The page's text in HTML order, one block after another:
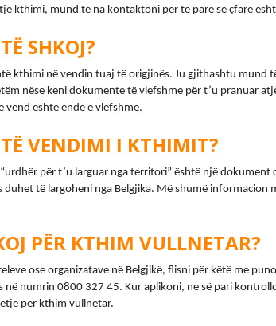
kthimi, mund të na kontaktoni për të parë se çfarë
SHKOJ?
kthimi në vendin tuaj të origjinës. Ju gjithashtu mund
nëse keni dokumente të vlefshme për t’u pranuar
vend është ende e vlefshme.
VENDIMI I KTHIMIT?
për t’u larguar nga territori” është një dokument
duhet të largoheni nga Belgjika. Më shumë informacion
PËR KTHIM VULLNETAR?
ose organizatave në Belgjikë, flisni për këtë me
në numrin 0800 327 45. Kur aplikoni, ne së pari
për kthim vullnetar.